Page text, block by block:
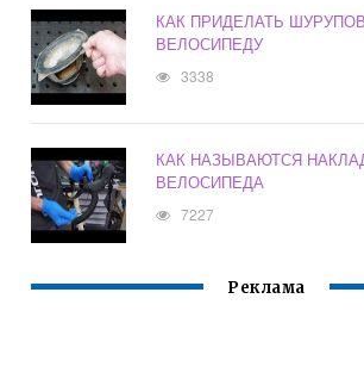
КАК ПРИДЕЛАТЬ
ВЕЛОСИПЕДУ
3338
КАК НАЗЫВАЮТСЯ
ВЕЛОСИПЕДА
7227
Реклама